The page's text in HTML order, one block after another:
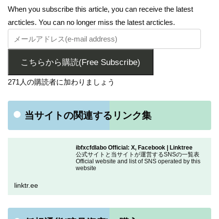
When you subscribe this article, you can receive the latest
arcticles. You can no longer miss the latest arcticles.
こちらから購読(Free Subscribe)
271人の購読者に加わりましょう
当サイトの関連するリンク集
ibfxcfdlabo Official: X, Facebook | Linktree
公式サイトと当サイトが運営するSNSの一覧表
Official website and list of SNS operated by this
website
linktr.ee